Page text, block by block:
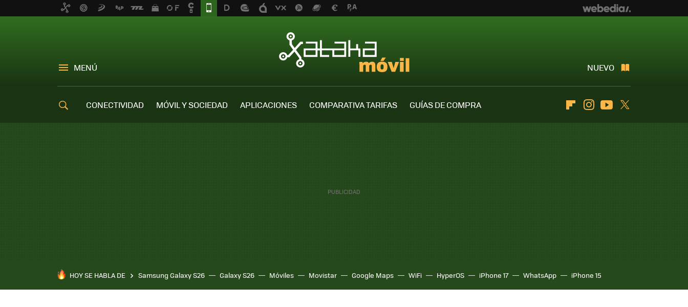
MENÚ NUEVO
CONECTIVIDAD MÓVIL Y SOCIEDAD APLICACIONES COMPARATIVA TARIFAS
GUÍAS DE COMPRA
FlipboardInstagramYoutube
HOY SE HABLA DE Samsung Galaxy S26 Galaxy S26 Móviles Movistar Google Maps WiFi HyperOS iPhone 17 WhatsApp iPhone 15